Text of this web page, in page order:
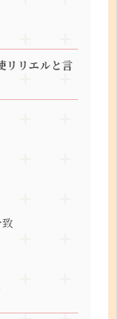
リリエルと言